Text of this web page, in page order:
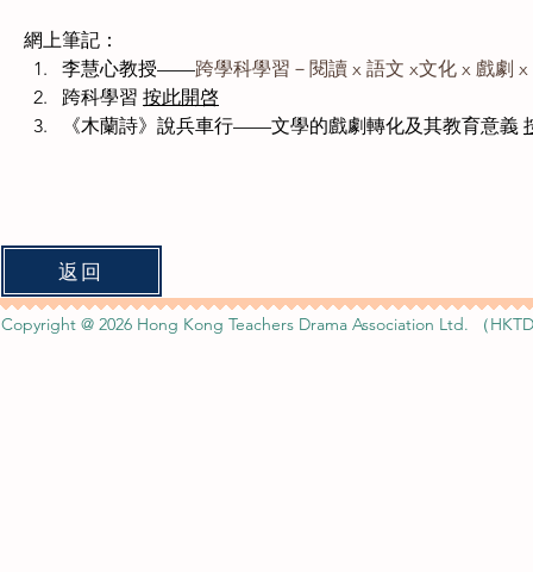
網上筆記：
李慧心教授——跨學科學習－閱讀 x 語文 x文化 x 戲劇
跨科學習 按此開啓
《木蘭詩》說兵車行——文學的戲劇轉化及其教育意義
返回
Copyright @ 2026 Hong Kong Teachers Drama Association Ltd. （